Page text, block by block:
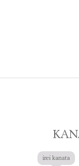
irei kanata